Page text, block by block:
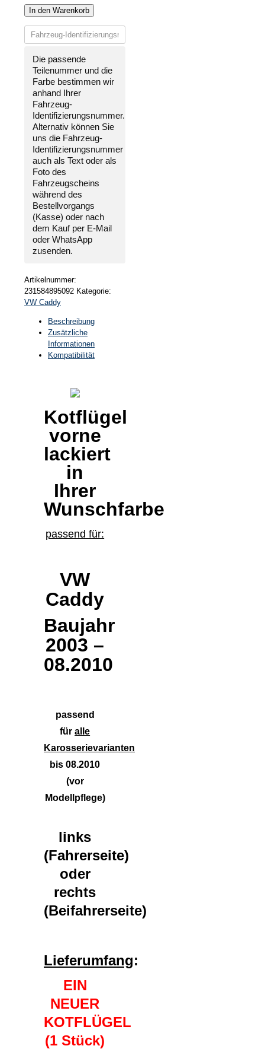
In den Warenkorb
Die passende
Teilenummer und die
Farbe bestimmen wir
anhand Ihrer
Fahrzeug-
Identifizierungsnummer.
Alternativ können Sie
uns die Fahrzeug-
Identifizierungsnummer
auch als Text oder als
Foto des
Fahrzeugscheins
während des
Bestellvorgangs
(Kasse) oder nach
dem Kauf per E-Mail
oder WhatsApp
zusenden.
Artikelnummer:
231584895092 Kategorie:
VW Caddy
Beschreibung
Zusätzliche
Informationen
Kompatibilität
Kotflügel
vorne
lackiert
in
Ihrer
Wunschfarbe
passend für:
VW
Caddy
Baujahr
2003 –
08.2010
passend
füralle
Karosserievarianten
bis 08.2010
(vor
Modellpflege)
links
(Fahrerseite)
oder
rechts
(Beifahrerseite)
Lieferumfang:
EIN
NEUER
KOTFLÜGEL
(1 Stück)